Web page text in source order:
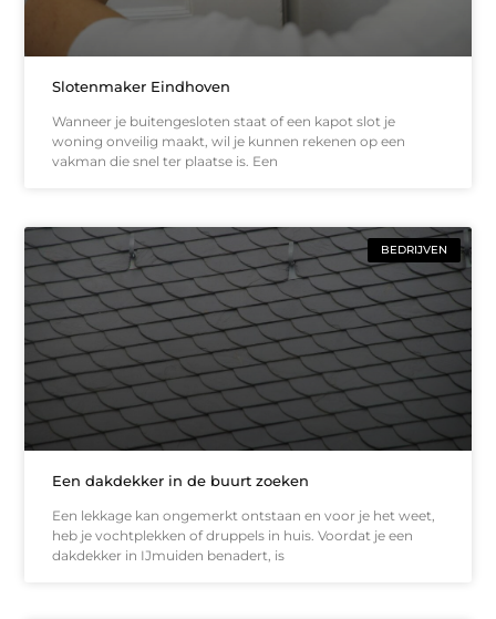
Slotenmaker Eindhoven
Wanneer je buitengesloten staat of een kapot slot je
woning onveilig maakt, wil je kunnen rekenen op een
vakman die snel ter plaatse is. Een
BEDRIJVEN
Een dakdekker in de buurt zoeken
Een lekkage kan ongemerkt ontstaan en voor je het weet,
heb je vochtplekken of druppels in huis. Voordat je een
dakdekker in IJmuiden benadert, is